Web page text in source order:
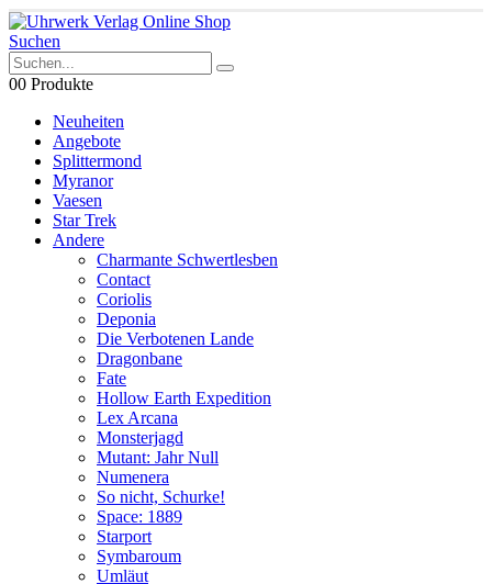
Suchen
00 Produkte
Neuheiten
Angebote
Splittermond
Myranor
Vaesen
Star Trek
Andere
Charmante Schwertlesben
Contact
Coriolis
Deponia
Die Verbotenen Lande
Dragonbane
Fate
Hollow Earth Expedition
Lex Arcana
Monsterjagd
Mutant: Jahr Null
Numenera
So nicht, Schurke!
Space: 1889
Starport
Symbaroum
Umläut